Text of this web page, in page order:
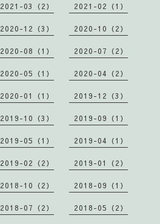
2021-03（2） 2021-02（1）
2020-12（3） 2020-10（2）
2020-08（1） 2020-07（2）
2020-05（1） 2020-04（2）
2020-01（1） 2019-12（3）
2019-10（3） 2019-09（1）
2019-05（1） 2019-04（1）
2019-02（2） 2019-01（2）
2018-10（2） 2018-09（1）
2018-07（2） 2018-05（2）